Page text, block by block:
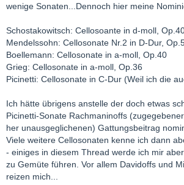
wenige Sonaten...Dennoch hier meine
Schostakowitsch: Cellosoante in d-moll,
Mendelssohn: Cellosonate Nr.2 in D-Dur,
Boellemann: Cellosonate in a-moll, Op.40
Grieg: Cellosonate in a-moll, Op.36
Picinetti: Cellosonate in C-Dur (Weil ich die
Ich hätte übrigens anstelle der doch etwas
Picinetti-Sonate Rachmaninoffs
her unausgeglichenen) Gattungsbeitrag
Viele weitere Cellosonaten kenne ich dann
- einiges in diesem Thread werde ich mir
zu Gemüte führen. Vor allem Davidoffs und
reizen mich...